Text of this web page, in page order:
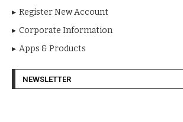
Register New Account
Corporate Information
Apps & Products
NEWSLETTER